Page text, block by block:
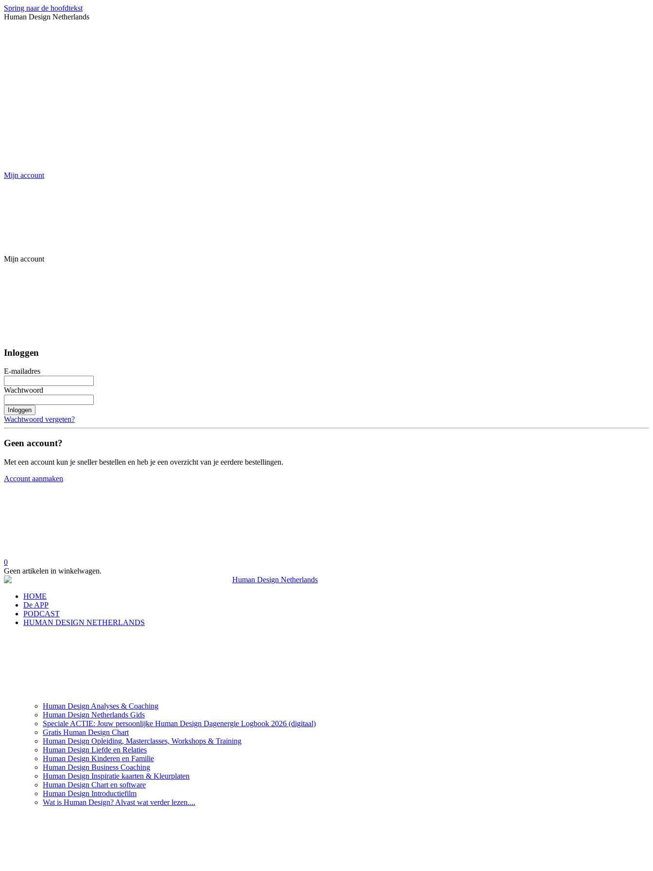
Spring naar de hoofdtekst
Human Design Netherlands
Mijn account
Mijn account
Inloggen
E-mailadres
Wachtwoord
Inloggen
Wachtwoord vergeten?
Geen account?
Met een account kun je sneller bestellen en heb je een overzicht van je eerdere bestellingen.
Account aanmaken
0
Geen artikelen in winkelwagen.
HOME
De APP
PODCAST
HUMAN DESIGN NETHERLANDS
Human Design Analyses & Coaching
Human Design Netherlands Gids
Speciale ACTIE: Jouw persoonlijke Human Design Dagenergie Logbook 2026 (digitaal)
Gratis Human Design Chart
Human Design Opleiding, Masterclasses, Workshops & Training
Human Design Liefde en Relaties
Human Design Kinderen en Familie
Human Design Business Coaching
Human Design Inspiratie kaarten & Kleurplaten
Human Design Chart en software
Human Design Introductiefilm
Wat is Human Design? Alvast wat verder lezen....